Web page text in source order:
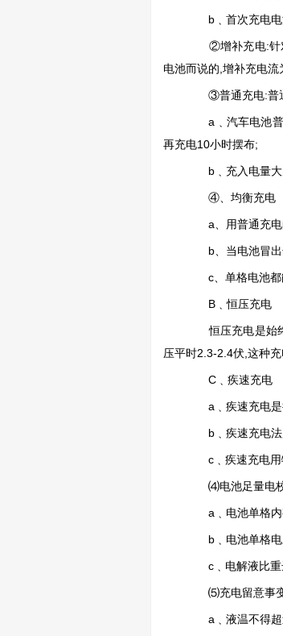
b﹑首次充电电
②增补充电:针对
电池而说的,增补充电
③普通充电:普通
a﹑汽车电池普
再充电10小时摆布;
b﹑充入电量大
④、均衡充电
a、用普通充电
b、当电池冒出
c、单格电池都能
B﹑恒压充电
恒压充电是始终
压平时2.3-2.4伏,这种
C﹑疾速充电
a﹑疾速充电是
b﹑疾速充电法
c﹑疾速充电用
⑷电池足量电
a﹑电池单格内
b﹑电池单格电
c﹑电解液比重
⑸充电留意事
a﹑液温不得超